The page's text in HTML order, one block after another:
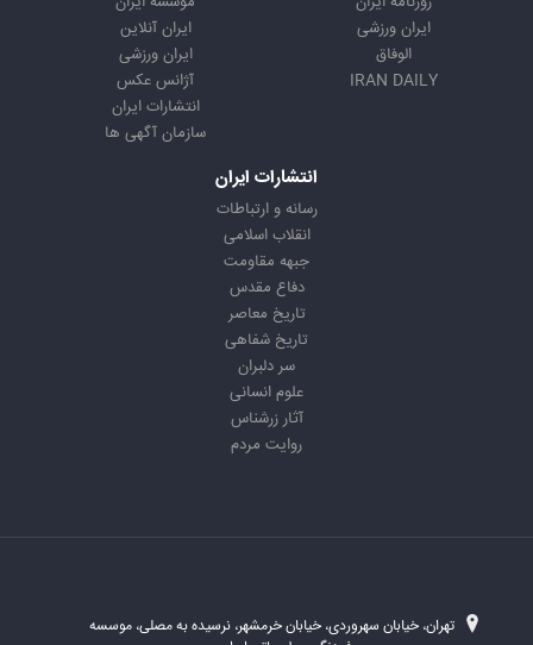
ایران ورزشی
الوفاق
IRAN DAILY
ایران آنلاین
ایران ورزشی
آژانس عکس
انتشارات ایران
سازمان آگهی ها
انتشارات ایران
رسانه و ارتباطات
انقلاب اسلامی
جبهه مقاومت
دفاع مقدس
تاریخ معاصر
تاریخ شفاهی
سر دلبران
علوم انسانی
آثار زرشناس
روایت مردم
تهران، خیابان سهروردی، خیابان خرمشهر، نرسیده به مصلی، موسسه